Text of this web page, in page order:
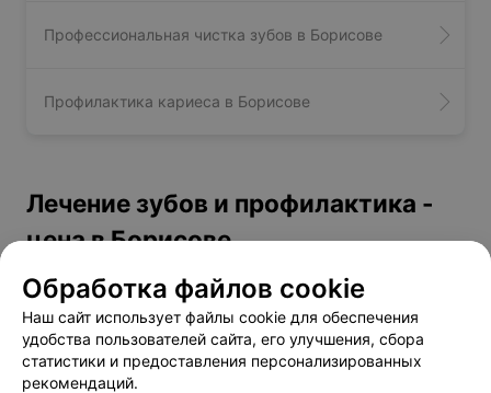
Профессиональная чистка зубов в Борисове
Профилактика кариеса в Борисове
Лечение зубов и профилактика -
цена в Борисове
Двухканальный пульпит, периодонтит
Консультация врача-стоматолога
от 10 руб.
Консультация терапевта-стоматолога
от 9 руб.
Лечение кариеса с анестезией
Обработка файлов cookie
Наш сайт использует файлы cookie для обеспечения
удобства пользователей сайта, его улучшения, сбора
статистики и предоставления персонализированных
рекомендаций.